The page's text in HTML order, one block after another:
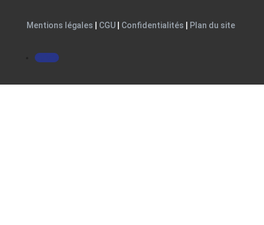
Mentions légales CGU Confidentialités Plan du site
Suivre